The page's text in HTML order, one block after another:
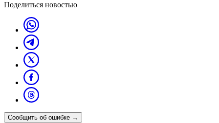
Поделиться новостью
Сообщить об ошибке →